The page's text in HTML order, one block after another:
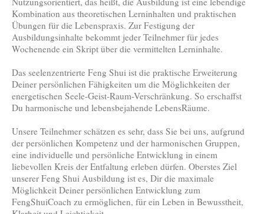
Kombination aus theoretischen Lerninhalten und praktischen
Übungen für die Lebenspraxis. Zur Festigung der
Ausbildungsinhalte bekommt jeder Teilnehmer für jedes
Wochenende ein Skript über die vermittelten Lerninhalte.
Das seelenzentrierte Feng Shui ist die praktische Erweiterung
Deiner persönlichen Fähigkeiten um die Möglichkeiten der
energetischen Seele-Geist-Raum-Verschränkung. So erschaffst
Du harmonische und lebensbejahende LebensRäume.
Unsere Teilnehmer schätzen es sehr, dass Sie bei uns, aufgrund
der persönlichen Kompetenz und der harmonischen Gruppen,
eine individuelle und persönliche Entwicklung in einem
liebevollen Kreis der Entfaltung erleben dürfen. Oberstes Ziel
unserer Feng Shui Ausbildung ist es, Dir die maximale
Möglichkeit Deiner persönlichen Entwicklung zum
FengShuiCoach zu ermöglichen, für ein Leben in Bewusstheit,